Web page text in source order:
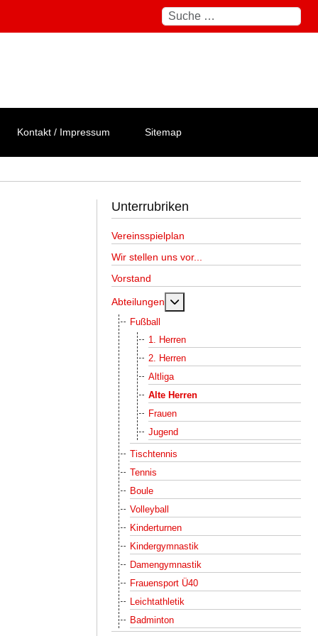
Suchen
Kontakt / Impressum Sitemap
Unterrubriken
Vereinsspielplan
Wir stellen uns vor...
Vorstand
Abteilungen
Fußball
1. Herren
2. Herren
Altliga
Alte Herren
Frauen
Jugend
Tischtennis
Tennis
Boule
Volleyball
Kinderturnen
Kindergymnastik
Damengymnastik
Frauensport Ü40
Leichtathletik
Badminton